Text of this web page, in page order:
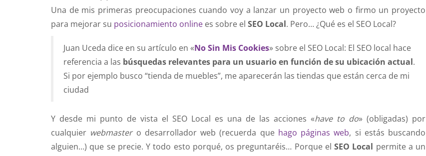
Una de mis primeras preocupaciones cuando voy a lanzar un proyecto web o firmo un proyecto
para mejorar su posicionamiento online es sobre el SEO Local. Pero… ¿Qué es el SEO Local?
Juan Uceda dice en su artículo en «No Sin Mis Cookies» sobre el SEO Local: El SEO local hace
referencia a las búsquedas relevantes para un usuario en función de su ubicación actual.
Si por ejemplo busco “tienda de muebles”, me aparecerán las tiendas que están cerca de mi
ciudad
Y desde mi punto de vista el SEO Local es una de las acciones «have to do» (obligadas) por
cualquier webmastero desarrollador web (recuerda que hago páginas web, si estás buscando
alguien…) que se precie. Y todo esto porqué, os preguntaréis… Porque el SEO Local permite a un